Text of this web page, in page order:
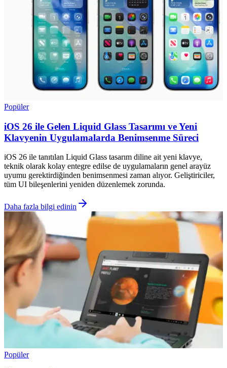
Popüler
iOS 26 ile Gelen Liquid Glass Tasarımı ve Yeni
Klavyenin Uygulamalarda Benimsenme Süreci
iOS 26 ile tanıtılan Liquid Glass tasarım diline ait yeni klavye,
teknik olarak kolay entegre edilse de uygulamaların genel arayüz
uyumu gerektirdiğinden benimsenmesi zaman alıyor. Geliştiriciler,
tüm UI bileşenlerini yeniden düzenlemek zorunda.
Daha fazla bilgi edinin
Popüler